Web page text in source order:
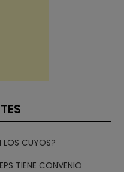
LOS CUYOS?
TIENE CONVENIO